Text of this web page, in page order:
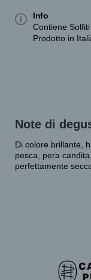
Info
Contiene Solfiti
Prodotto in
Note di
Di colore brillante,
pesca, pera
perfettamente